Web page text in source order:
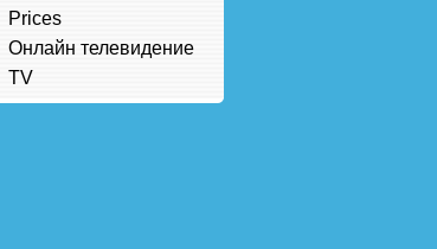
Prices
Онлайн телевидение
TV